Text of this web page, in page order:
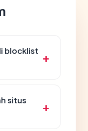
blocklist
situs